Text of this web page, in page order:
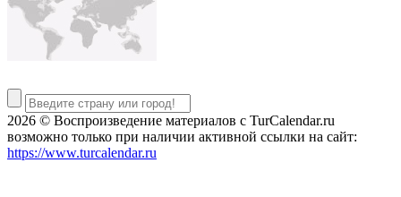
2026 © Воспроизведение материалов c TurCalendar.ru
возможно только при наличии активной ссылки на сайт:
https://www.turcalendar.ru